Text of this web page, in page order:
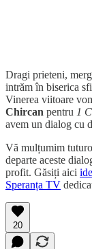
Dragi prieteni,
intrăm în biserica
Vinerea viitoare
Chircan pentru 1
avem un dialog cu
Vă mulțumim
departe aceste
profit. Găsiți aici
Speranța TV
20